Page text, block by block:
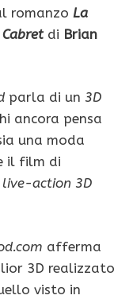
romanzo La
di Brian
parla di un 3D
ancora pensa
una moda
il film di
action 3D
afferma
3D realizzato
visto in